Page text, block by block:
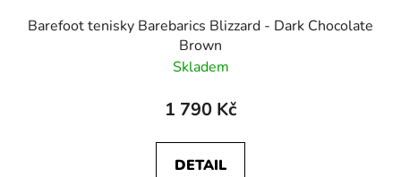
Barefoot tenisky Barebarics Blizzard - Dark Chocolate
Brown
Skladem
1 790 Kč
DETAIL